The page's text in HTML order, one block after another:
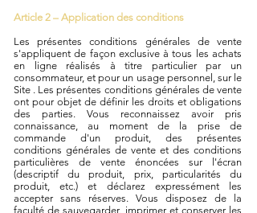
Article 2 – Application des conditions
Les présentes conditions générales de vente
s'appliquent de façon exclusive à tous les achats
en ligne réalisés à titre particulier par un
consommateur, et pour un usage personnel, sur le
Site . Les présentes conditions générales de vente
ont pour objet de définir les droits et obligations
des parties. Vous reconnaissez avoir pris
connaissance, au moment de la prise de
commande d'un produit, des présentes
conditions générales de vente et des conditions
particulières de vente énoncées sur l'écran
(descriptif du produit, prix, particularités du
produit, etc.) et déclarez expressément les
accepter sans réserves. Vous disposez de la
faculté de sauvegarder, imprimer et conserver les